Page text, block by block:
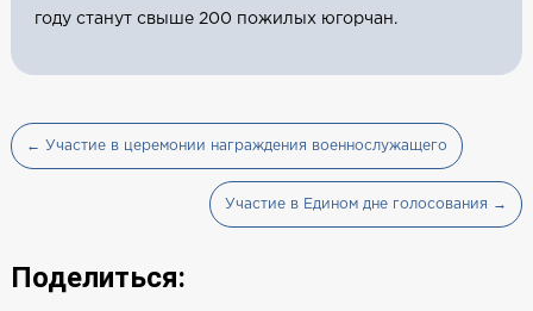
году станут свыше 200 пожилых югорчан.
← Участие в церемонии награждения военнослужащего
Участие в Едином дне голосования →
Поделиться: